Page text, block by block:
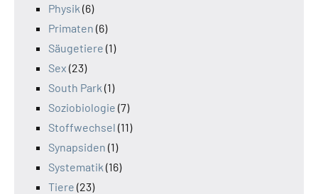
Physik (6)
Primaten (6)
Säugetiere (1)
Sex (23)
South Park (1)
Soziobiologie (7)
Stoffwechsel (11)
Synapsiden (1)
Systematik (16)
Tiere (23)